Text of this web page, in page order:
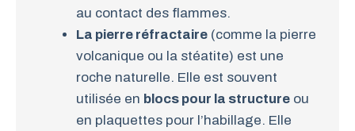
au contact des flammes.
La pierre réfractaire (comme la pierre
volcanique ou la stéatite) est une
roche naturelle. Elle est souvent
utilisée en blocs pour la structure ou
en plaquettes pour l’habillage. Elle